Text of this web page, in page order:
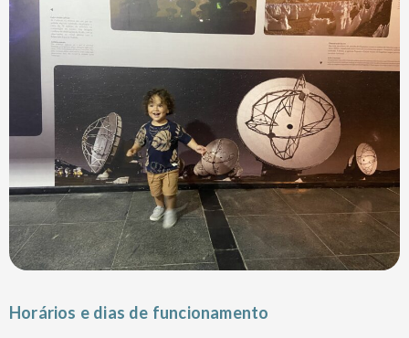
Horários e dias de funcionamento